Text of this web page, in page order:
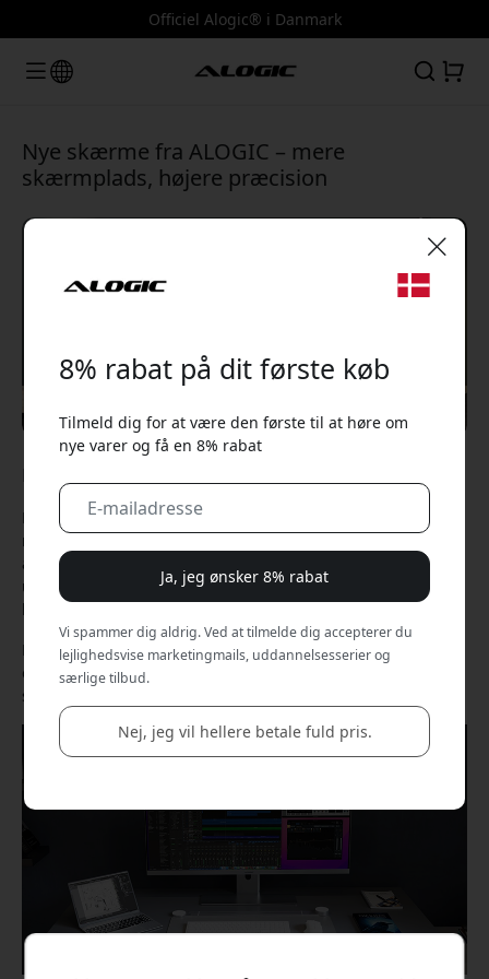
Officiel Alogic® i Danmark
Nye skærme fra ALOGIC – mere
skærmplads, højere præcision
Når arbejdspladsen forandrer sig, skal udstyret også følge
med. Med sine seneste skærme vil ALOGIC gøre det lettere
at bygge en ren, fleksibel og kraftfuld arbejdsstation -
uanset om du arbejder hjemme, på kontoret eller i et
kreativt studio.
De nye modeller kombinerer høj opløsning, USB-C-docking
og moderne design. Resultatet er skærme, der fungerer
som navet i hele skrivebordet.
8% rabat på dit første køb
Tilmeld dig for at være den første til at høre om
nye varer og få en 8% rabat
Ja, jeg ønsker 8% rabat
Vi spammer dig aldrig. Ved at tilmelde dig accepterer du
lejlighedsvise marketingmails, uddannelsesserier og
særlige tilbud.
Nej, jeg vil hellere betale fuld pris.
🎉 Din rabatkode: